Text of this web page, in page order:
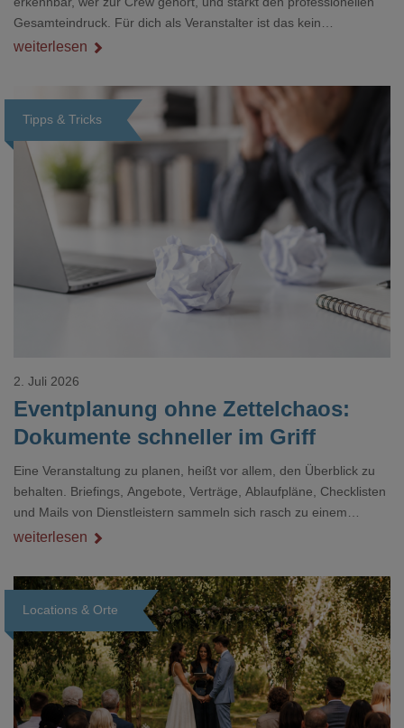
Gesamteindruck. Für dich als Veranstalter ist das kein
Nebenthema: Bei Textilien mit Stickerei oder mehreren
weiterlesen
Tipps & Tricks
Loading...
Eventplanung ohne Zettelchaos:
Dokumente schneller im Griff
2. Juli 2026
Eine Veranstaltung zu planen, heißt vor allem, den Überblick zu
behalten. Briefings, Angebote, Verträge, Ablaufpläne, Checklisten
und Mails von Dienstleistern sammeln sich rasch zu einem
unübersichtlichen Stapel. Wer schon einmal kurz vor einem Event
Dokument gesucht hat, kennt das mulmige Gefühl.
weiterlesen
Locations & Orte
Loading...